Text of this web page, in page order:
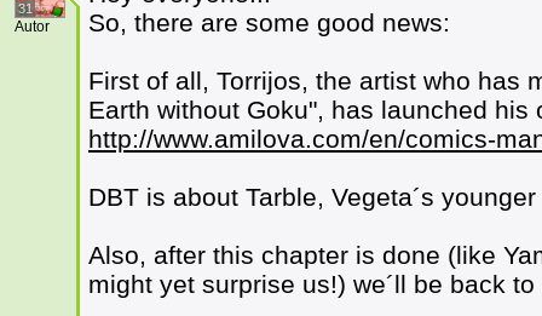
31
Autor
So, there are some good news:
First of all, Torrijos, the artist who has
Earth without Goku", has launched his
http://www.amilova.com/en/comics-
DBT is about Tarble, Vegeta´s
Also, after this chapter is done (like
might yet surprise us!) we´ll be back